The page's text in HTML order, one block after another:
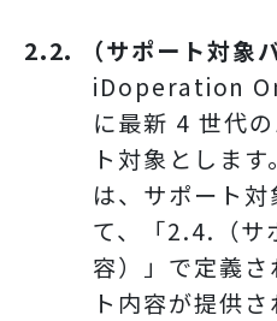
2.2. （サポート対象
iDoperation
に最新 4 世代
ト対象としま
は、サポート
て、「2.4.（サ
容）」で定義
ト内容が提供さ